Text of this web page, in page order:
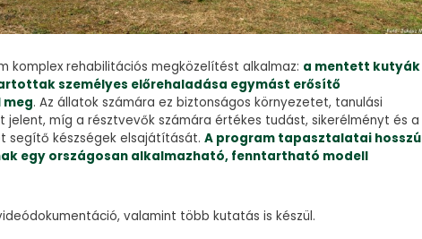
komplex rehabilitációs megközelítést alkalmaz: a mentett kutyák
személyes előrehaladása egymást erősítő
. Az állatok számára ez biztonságos környezetet, tanulási
jelent, míg a résztvevők számára értékes tudást, sikerélményt és a
segítő készségek elsajátítását.A program tapasztalatai hosszú
egy országosan alkalmazható, fenntartható modell
valamint több kutatás is készül.